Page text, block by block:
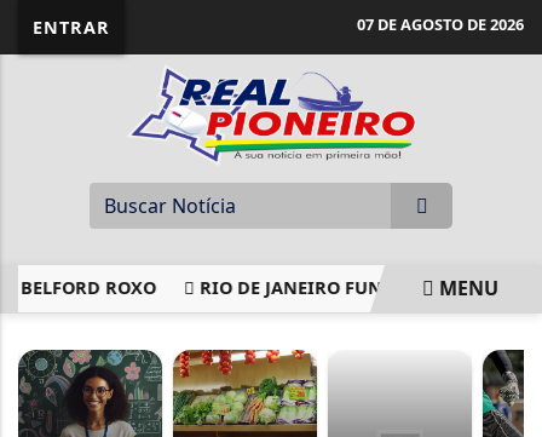
ENTRAR 07 DE AGOSTO DE 2026
ROXO RIO DE JANEIRO FUNDE SECRETARIAS DE
MENU